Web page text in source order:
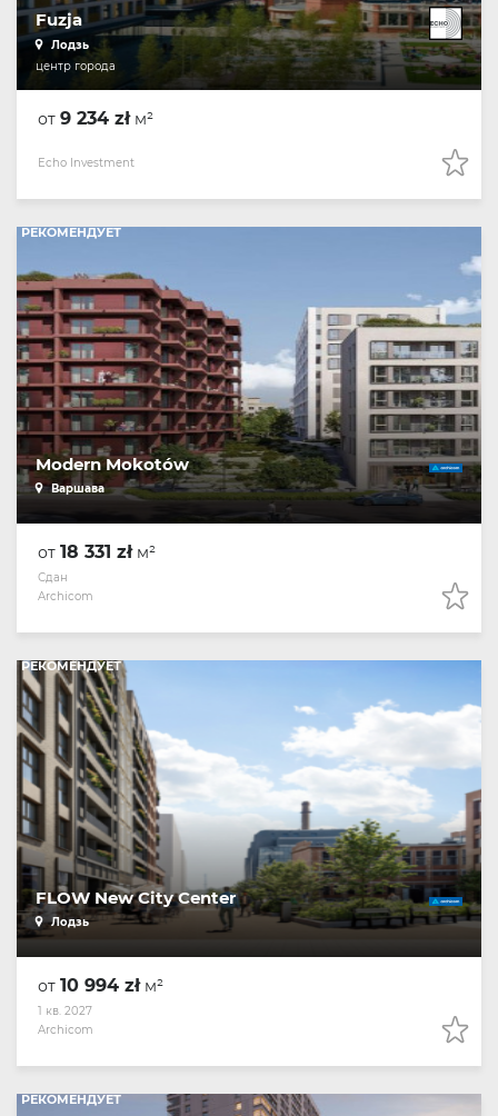
Fuzja
Лодзь
центр города
от 9 234 złм²
Echo Investment
РЕКОМЕНДУЕТ
Modern Mokotów
Варшава
от 18 331 złм²
Сдан
Archicom
РЕКОМЕНДУЕТ
FLOW New City Center
Лодзь
от 10 994 złм²
1 кв. 2027
Archicom
РЕКОМЕНДУЕТ